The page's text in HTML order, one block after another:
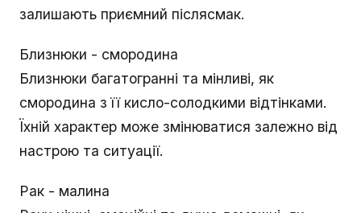
залишають приємний післясмак.
Близнюки - смородина
Близнюки багатогранні та мінливі, як
смородина з її кисло-солодкими відтінками.
Їхній характер може змінюватися залежно від
настрою та ситуації.
Рак - малина